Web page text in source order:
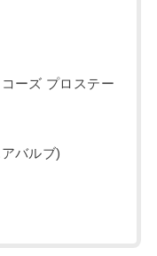
ーズ プロステー
バルブ)